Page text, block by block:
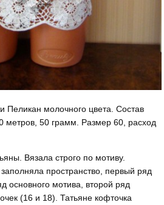
Пеликан молочного цвета. Состав
метров, 50 грамм. Размер 60, расход
Вязала строго по мотиву.
пространство, первый ряд
основного мотива, второй ряд
(16 и 18). Татьяне кофточка